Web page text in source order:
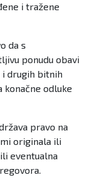
i tražene
da s
ponudu obavi
i drugih bitnih
konačne odluke
pravo na
originala ili
eventualna